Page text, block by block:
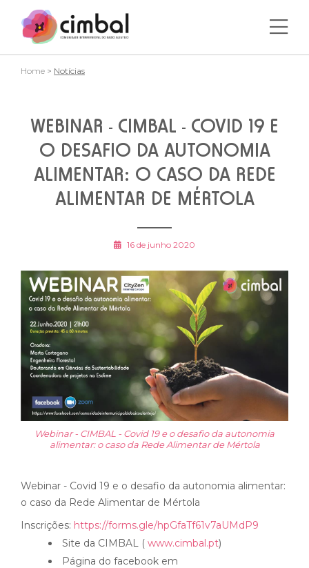
Home > Notícias
WEBINAR - CIMBAL - COVID 19 E
O DESAFIO DA AUTONOMIA
ALIMENTAR: O CASO DA REDE
ALIMENTAR DE MÉRTOLA
16 de junho 2020
Webinar - CIMBAL - Covid 19 e o desafio da autonomia
alimentar: o caso da Rede Alimentar de Mértola
Webinar - Covid 19 e o desafio da autonomia alimentar:
o caso da Rede Alimentar de Mértola
Inscrições: https://forms.gle/hpGfaTf61v7aUMdP9
Site da CIMBAL ( www.cimbal.pt)
Página do facebook em